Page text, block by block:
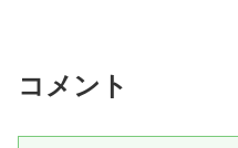
コメント